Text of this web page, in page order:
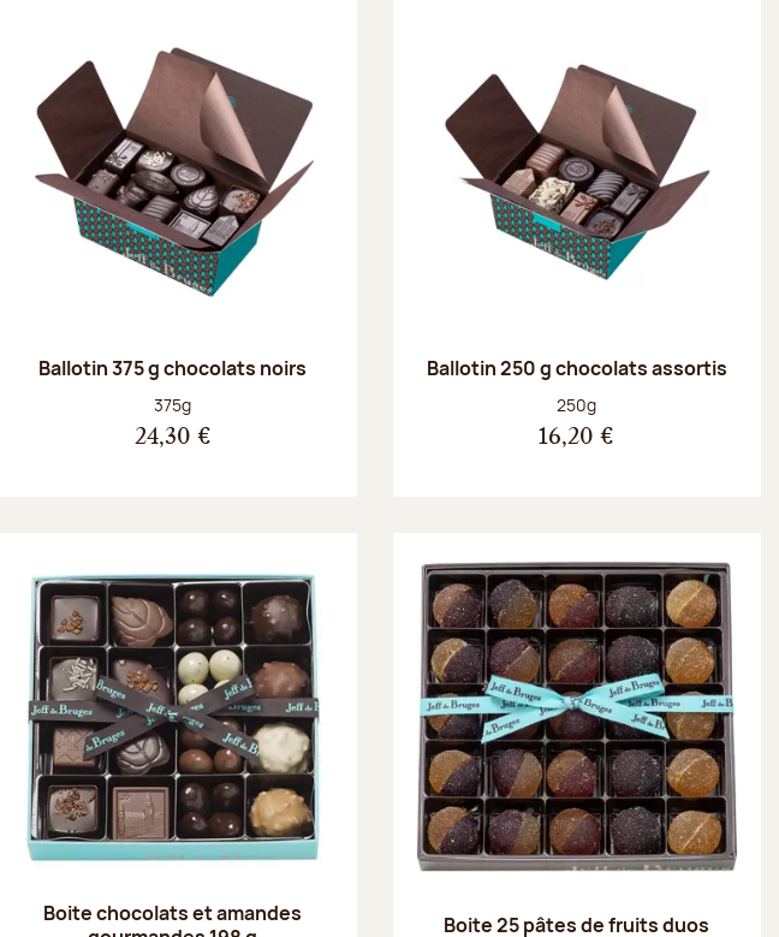
Ballotin 375 g chocolats noirs
Poids net :
375g
24,30 €
Ballotin 250 g chocolats assortis
Poids net :
250g
16,20 €
Boite chocolats et amandes
Boite 25 pâtes de fruits duos